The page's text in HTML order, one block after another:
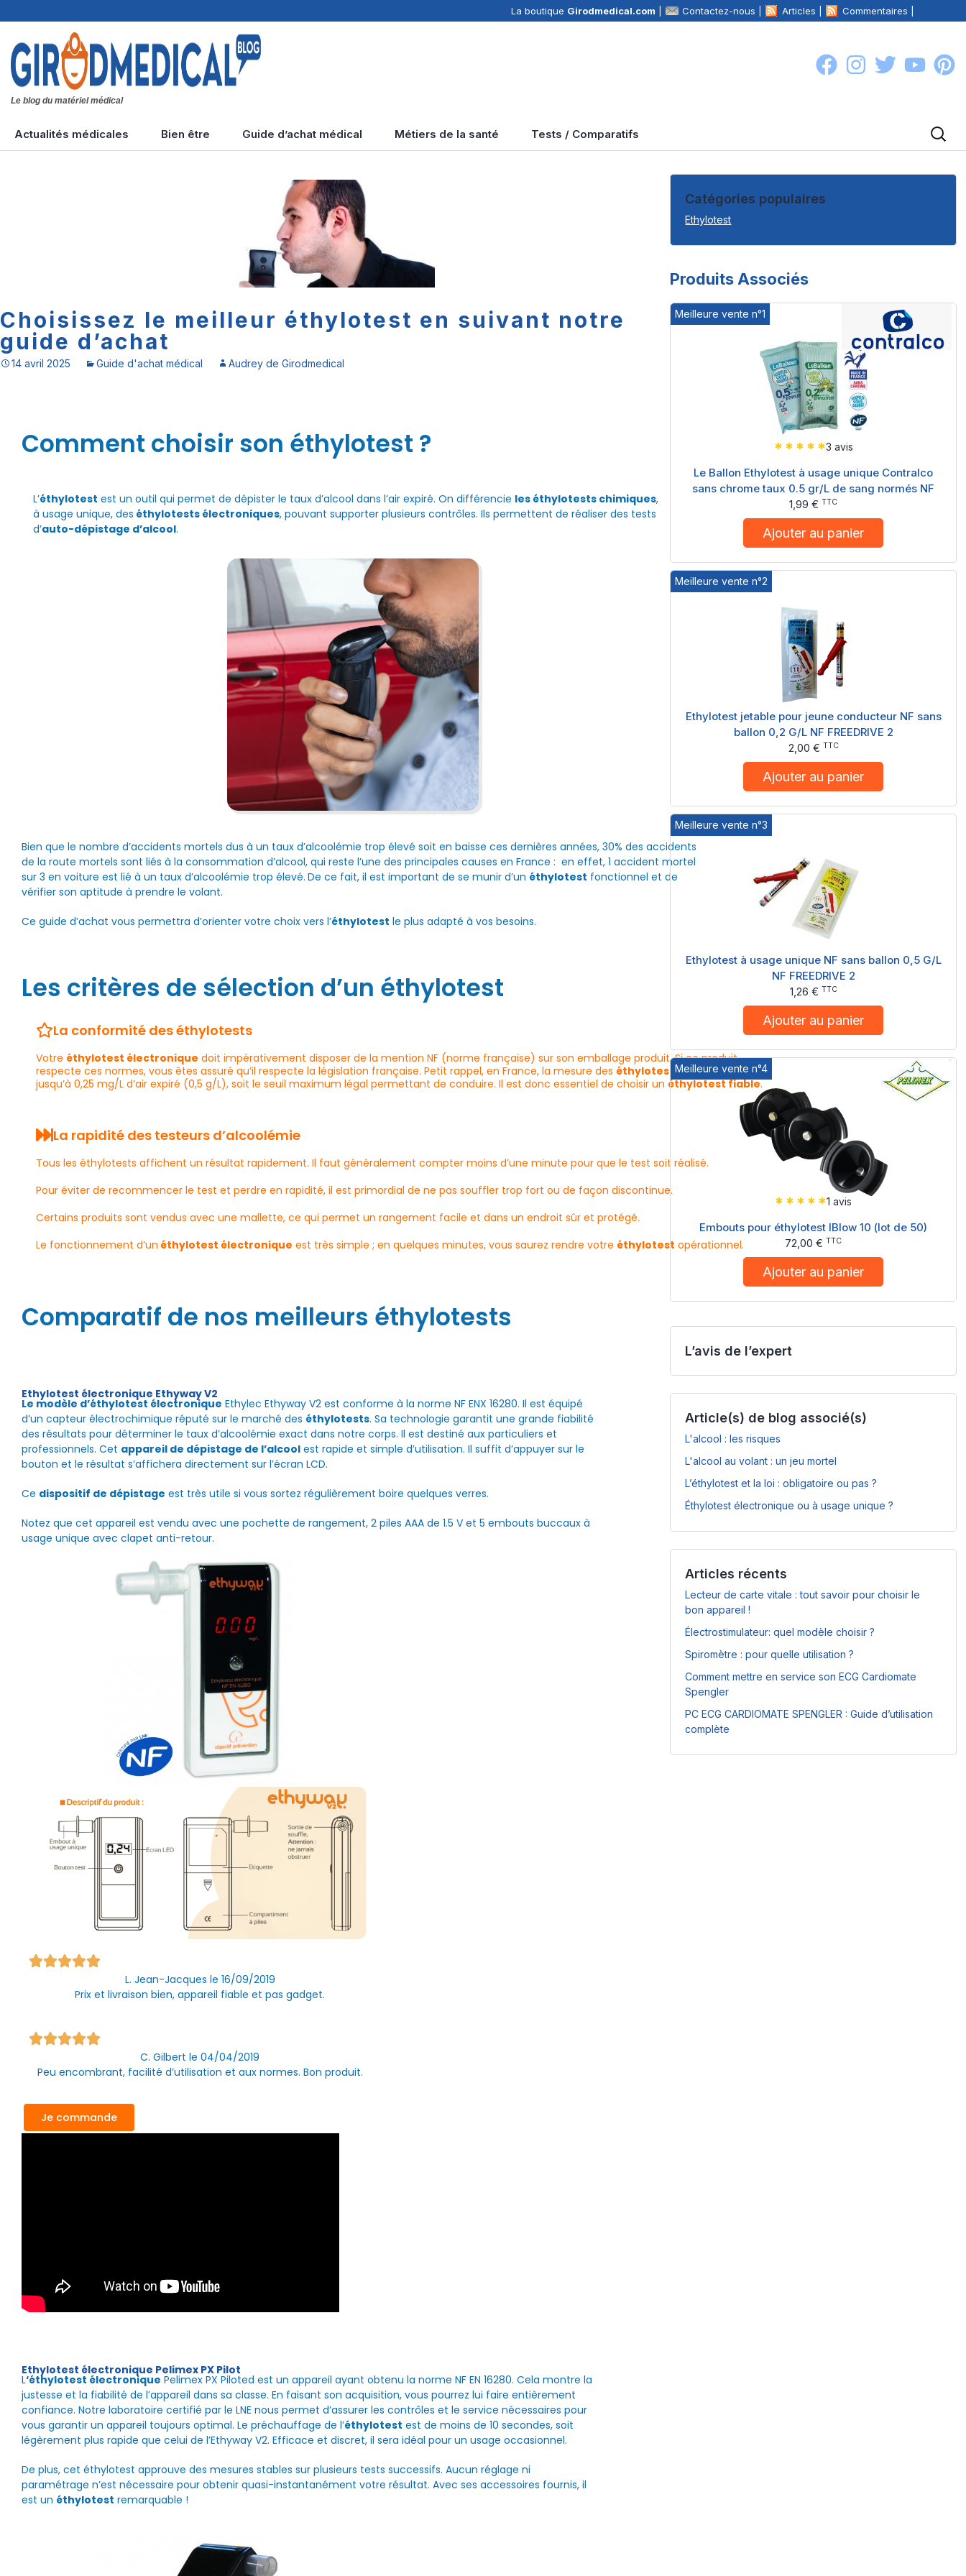
Commentaires |
Articles |
Contactez-nous |
La boutique Girodmedical.com
Le blog du matériel médical
Actualités médicales Bien être Guide d’achat médical Métiers de la santé Tests / Comparatifs
Choisissez le meilleur éthylotest en suivant notre
guide d’achat
14 avril 2025 Guide d'achat médical Audrey de Girodmedical
Comment choisir son éthylotest ?
L’éthylotest est un outil qui permet de dépister le taux d’alcool dans l’air expiré. On différencie les éthylotests chimiques,
à usage unique, des éthylotests électroniques, pouvant supporter plusieurs contrôles. Ils permettent de réaliser des tests
d’auto-dépistage d’alcool.
Bien que le nombre d’accidents mortels dus à un taux d’alcoolémie trop élevé soit en baisse ces dernières années, 30% des accidents
de la route mortels sont liés à la consommation d’alcool, qui reste l’une des principales causes en France : en effet, 1 accident mortel
sur 3 en voiture est lié à un taux d’alcoolémie trop élevé. De ce fait, il est important de se munir d’un éthylotest fonctionnel et de
vérifier son aptitude à prendre le volant.
Ce guide d’achat vous permettra d’orienter votre choix vers l’éthylotest le plus adapté à vos besoins.
Les critères de sélection d’un éthylotest
La conformité des éthylotests
Votre éthylotest électronique doit impérativement disposer de la mention NF (norme française) sur son emballage produit. Si ce produit
respecte ces normes, vous êtes assuré qu’il respecte la législation française. Petit rappel, en France, la mesure des éthylotestsdoit afficher
jusqu’à 0,25 mg/L d’air expiré (0,5 g/L), soit le seuil maximum légal permettant de conduire. Il est donc essentiel de choisir un éthylotest fiable.
La rapidité des testeurs d’alcoolémie
Tous les éthylotests affichent un résultat rapidement. Il faut généralement compter moins d’une minute pour que le test soit réalisé.
Pour éviter de recommencer le test et perdre en rapidité, il est primordial de ne pas souffler trop fort ou de façon discontinue.
Certains produits sont vendus avec une mallette, ce qui permet un rangement facile et dans un endroit sûr et protégé.
Le fonctionnement d’un éthylotest électronique est très simple ; en quelques minutes, vous saurez rendre votre éthylotest opérationnel.
Comparatif de nos meilleurs éthylotests
Ethylotest électronique Ethyway V2
Le modèle d’éthylotest électronique Ethylec Ethyway V2 est conforme à la norme NF ENX 16280. Il est équipé
d’un capteur électrochimique réputé sur le marché des éthylotests. Sa technologie garantit une grande fiabilité
des résultats pour déterminer le taux d’alcoolémie exact dans notre corps. Il est destiné aux particuliers et
professionnels. Cet appareil de dépistage de l’alcool est rapide et simple d’utilisation. Il suffit d’appuyer sur le
bouton et le résultat s’affichera directement sur l’écran LCD.
Ce dispositif de dépistage est très utile si vous sortez régulièrement boire quelques verres.
Notez que cet appareil est vendu avec une pochette de rangement, 2 piles AAA de 1.5 V et 5 embouts buccaux à
usage unique avec clapet anti-retour.
L. Jean-Jacques le 16/09/2019
Prix et livraison bien, appareil fiable et pas gadget.
C. Gilbert le 04/04/2019
Peu encombrant, facilité d’utilisation et aux normes. Bon produit.
Je commande
Ethylotest électronique Pelimex PX Pilot
L‘éthylotest électronique Pelimex PX Piloted est un appareil ayant obtenu la norme NF EN 16280. Cela montre la
justesse et la fiabilité de l’appareil dans sa classe. En faisant son acquisition, vous pourrez lui faire entièrement
confiance. Notre laboratoire certifié par le LNE nous permet d’assurer les contrôles et le service nécessaires pour
vous garantir un appareil toujours optimal. Le préchauffage de l’éthylotest est de moins de 10 secondes, soit
légèrement plus rapide que celui de l’Ethyway V2. Efficace et discret, il sera idéal pour un usage occasionnel.
De plus, cet éthylotest approuve des mesures stables sur plusieurs tests successifs. Aucun réglage ni
paramétrage n’est nécessaire pour obtenir quasi-instantanément votre résultat. Avec ses accessoires fournis, il
est un éthylotest remarquable !
Catégories populaires
Ethylotest
Produits Associés
Meilleure vente n°1
3 avis
Le Ballon Ethylotest à usage unique Contralco
sans chrome taux 0.5 gr/L de sang normés NF
1,99 € TTC
Ajouter au panier
Meilleure vente n°2
Ethylotest jetable pour jeune conducteur NF sans
ballon 0,2 G/L NF FREEDRIVE 2
2,00 € TTC
Ajouter au panier
Meilleure vente n°3
Ethylotest à usage unique NF sans ballon 0,5 G/L
NF FREEDRIVE 2
1,26 € TTC
Ajouter au panier
Meilleure vente n°4
1 avis
Embouts pour éthylotest IBlow 10 (lot de 50)
72,00 € TTC
Ajouter au panier
L’avis de l’expert
Article(s) de blog associé(s)
L'alcool : les risques
L'alcool au volant : un jeu mortel
L’éthylotest et la loi : obligatoire ou pas ?
Éthylotest électronique ou à usage unique ?
Articles récents
Lecteur de carte vitale : tout savoir pour choisir le
bon appareil !
Électrostimulateur: quel modèle choisir ?
Spiromètre : pour quelle utilisation ?
Comment mettre en service son ECG Cardiomate
Spengler
PC ECG CARDIOMATE SPENGLER : Guide d’utilisation
complète